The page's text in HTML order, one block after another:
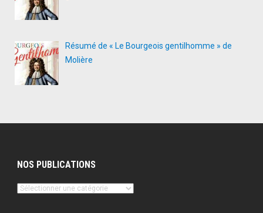
Résumé de « Le Bourgeois gentilhomme » de
Molière
NOS PUBLICATIONS
Nos